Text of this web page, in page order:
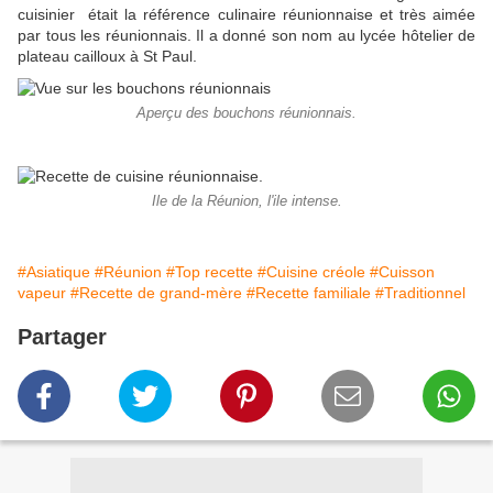
cuisinier était la référence culinaire réunionnaise et très aimée
par tous les réunionnais. Il a donné son nom au lycée hôtelier de
plateau cailloux à St Paul.
Aperçu des bouchons réunionnais.
Ile de la Réunion, l'ile intense.
#Asiatique #Réunion #Top recette #Cuisine créole #Cuisson
vapeur #Recette de grand-mère #Recette familiale #Traditionnel
Partager